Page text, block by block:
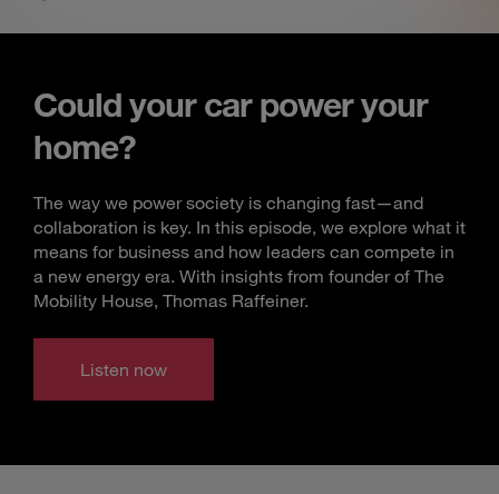
Could your car power your
home?
The way we power society is changing fast—and
collaboration is key. In this episode, we explore what it
means for business and how leaders can compete in
a new energy era. With insights from founder of The
Mobility House, Thomas Raffeiner.
Listen now